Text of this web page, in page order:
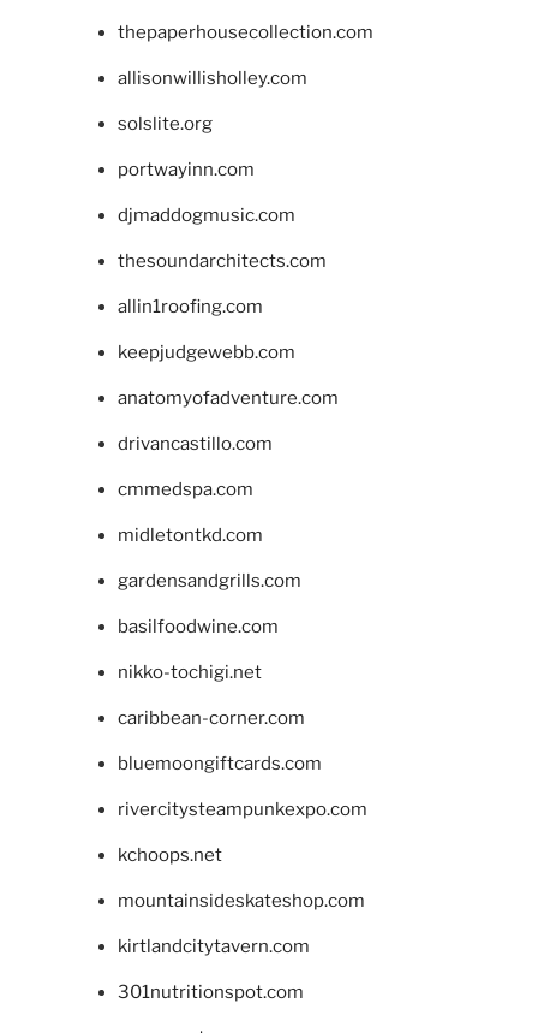
thepaperhousecollection.com
allisonwillisholley.com
solslite.org
portwayinn.com
djmaddogmusic.com
thesoundarchitects.com
allin1roofing.com
keepjudgewebb.com
anatomyofadventure.com
drivancastillo.com
cmmedspa.com
midletontkd.com
gardensandgrills.com
basilfoodwine.com
nikko-tochigi.net
caribbean-corner.com
bluemoongiftcards.com
rivercitysteampunkexpo.com
kchoops.net
mountainsideskateshop.com
kirtlandcitytavern.com
301nutritionspot.com